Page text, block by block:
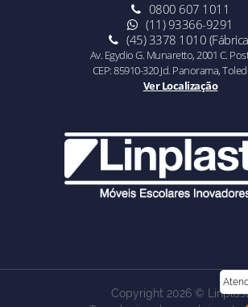
0800 607 1011
(11) 93366-9291
(45) 3378 1010
Av. Egydio G. Munaretto, 2001 C.
CEP: 85910-320 Jd. Panorama,
Ver Localização
Copyright 2026 ©